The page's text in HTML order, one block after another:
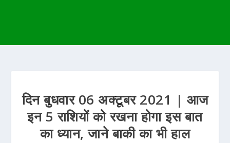
दिन बुधवार 06 अक्टूबर 2021 | आज
इन 5 राशियों को रखना होगा इस बात
का ध्यान, जाने बाकी का भी हाल